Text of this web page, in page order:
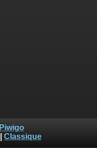
Piwigo
Classique